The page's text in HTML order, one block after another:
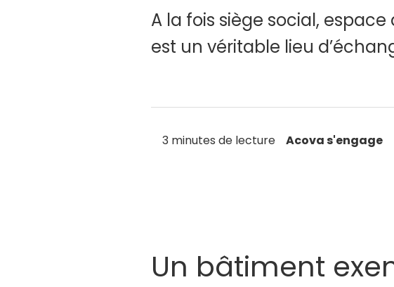
A la fois siège social,
est un véritable lieu
3 minutes de lecture Acova s'engage
Un bâtiment